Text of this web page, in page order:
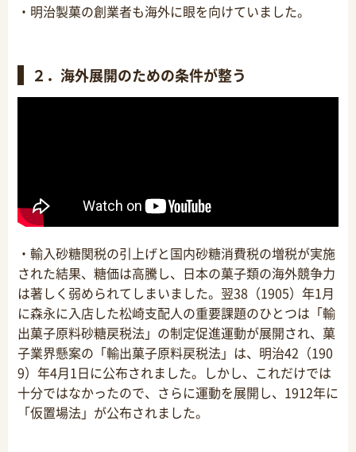
・明治製菓の創業者も海外に眼を向けていました。
２．海外展開のための条件が整う
・輸入砂糖関税の引上げと国内砂糖消費税の増税が実施
された結果、 糖価は高騰し、日本の菓子類の海外競争力
は著しく弱められてしまいました。翌38（1905） 年1月
に森永に入店した松崎支配人の重要課題のひとつは「輸
出菓子原料砂糖戻税法」の制定促進運動が展開され、菓
子業界懸案の「輸出菓子原料戻税法」は、明治42（190
9）年4月1日に公布されました。しかし、これだけでは
十分ではなかったので、さらに運動を展開し、1912年に
「仮置場法」が公布されました。